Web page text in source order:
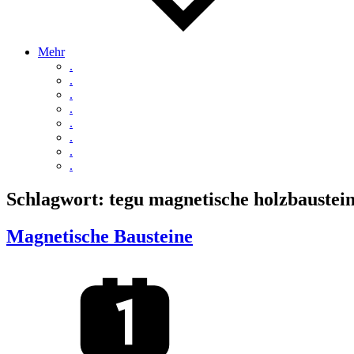
Mehr
.
.
.
.
.
.
.
.
Schlagwort: tegu magnetische
Magnetische Bausteine